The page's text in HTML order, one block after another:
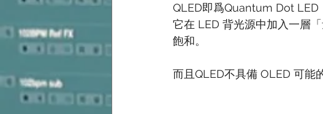
QLED即爲Quantum Dot LED
它在 LED 背光源中加入一層
飽和。
而且QLED不具備 OLED 可能